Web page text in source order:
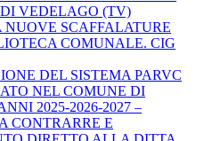
VEDELAGO (TV)
NUOVE SCAFFALATURE
COMUNALE. CIG
DEL SISTEMA PARVC
NEL COMUNE DI
2025-2026-2027 –
CONTRARRE E